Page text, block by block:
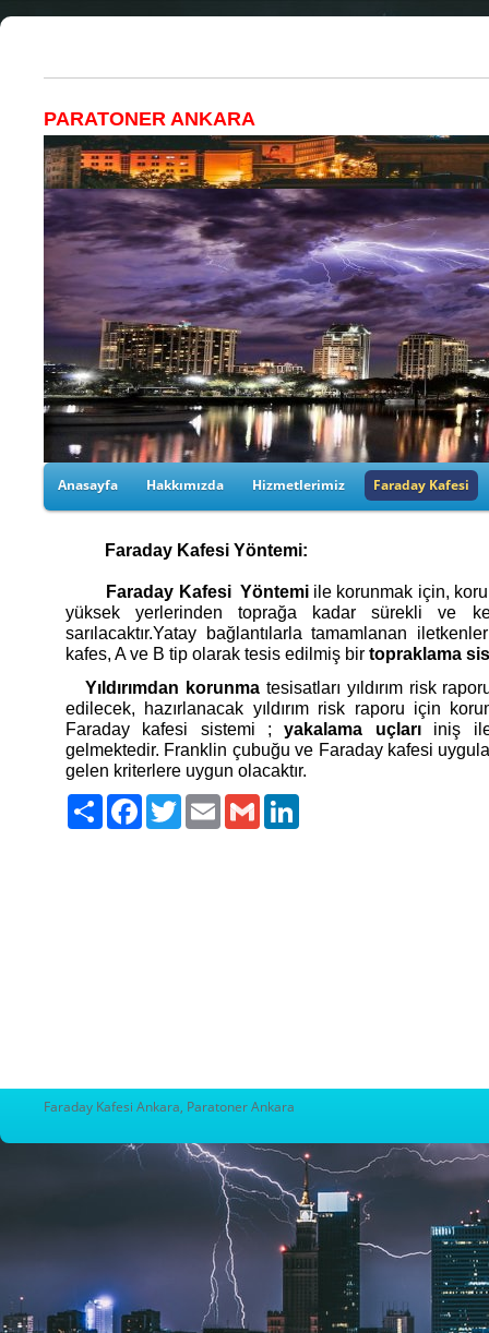
PARATONER ANKARA
Yüksek yapılar yıldırım darbesine maruz
yapılırken mutlaka IEC normlarına uygun
alınmalıdır.
Anasayfa Hakkımızda Hizmetlerimiz Faraday Kafesi
Faraday Kafesi Yöntemi:
Faraday Kafesi Yöntemi ile korunmak için,
yüksek yerlerinden toprağa kadar sürekli ve
sarılacaktır.Yatay bağlantılarla tamamlanan
kafes, A ve B tip olarak tesis edilmiş bir topraklama
Yıldırımdan korunmatesisatları yıldırım risk
edilecek, hazırlanacak yıldırım risk raporu için
Faraday kafesi sistemi ;yakalama uçlarıiniş
gelmektedir. Franklin çubuğu ve Faraday kafesi
gelen kriterlere uygun olacaktır.
Paylaş FacebookTwitter Email Gmail
Faraday Kafesi Ankara, Paratoner Ankara